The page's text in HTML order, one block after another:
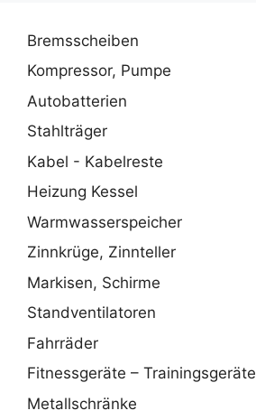
Bremsscheiben
Kompressor, Pumpe
Autobatterien
Stahlträger
Kabel - Kabelreste
Heizung Kessel
Warmwasserspeicher
Zinnkrüge, Zinnteller
Markisen, Schirme
Standventilatoren
Fahrräder
Fitnessgeräte – Trainingsgeräte
Metallschränke